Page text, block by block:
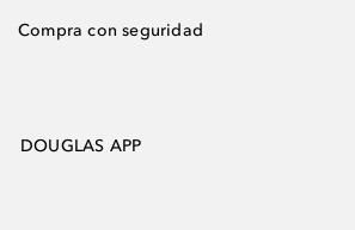
Compra con seguridad
DOUGLAS APP